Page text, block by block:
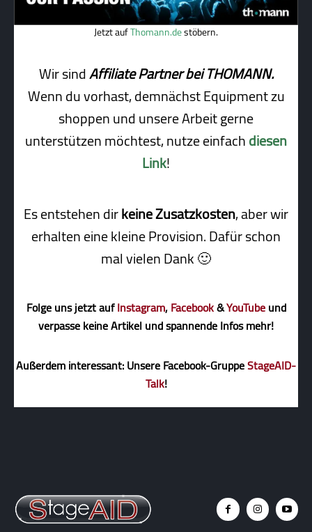
Jetzt aufThomann.destöbern.
Wir sindAffiliate Partner bei THOMANN.
Wenn du vorhast, demnächst Equipment zu
shoppen und unsere Arbeit gerne
unterstützen möchtest, nutze einfachdiesen
Link!
Es entstehen dirkeine Zusatzkosten, aber wir
erhalten eine kleine Pro­vi­sion. Dafür schon
mal vielen Dank 🙂
Folge uns jetzt aufInstagram,Facebook&YouTubeund
verpasse keine Artikel und spannende Infos mehr!
Außerdem interessant: Unsere Facebook-GruppeStageAID-
Talk!